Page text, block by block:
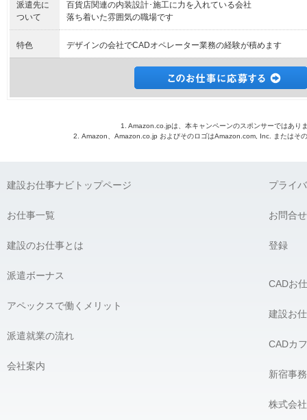
派遣先に
ついて
百貨店関連の内装設計･施工に力を入れている会社
落ち着いた雰囲気の職場です
特色 デザインの会社でCADオペレーター業務の経験が積めます
1. Amazon.co.jpは、本キャンペーンのスポンサーではあり
2. Amazon、Amazon.co.jp およびそのロゴはAmazon.com, Inc. またはそ
建設お仕事ナビトップページ
お仕事一覧
建設のお仕事とは
派遣ボーナス
アペックスで働くメリット
派遣就業の流れ
会社案内
プライ
お問合せ
登録
CADお
建設お
CADカ
新宿事
株式会